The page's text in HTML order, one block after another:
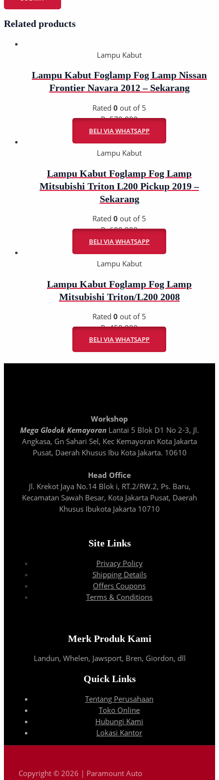
Related products
Lampu Kabut
Lampu Kabut Foglamp Fog Lamp Nissan
Frontier Navara 2012 – Sekarang
Rated 0 out of 5
Rp570.000
BELI VIA WHATSAPP
Lampu Kabut
Lampu Kabut Foglamp Fog Lamp
Mitsubishi Triton L200 Pickup 2019 –
Sekarang
Rated 0 out of 5
Rp600.000
BELI VIA WHATSAPP
Lampu Kabut
Lampu Kabut Foglamp Fog Lamp
Mitsubishi Triton/L200 2008
Rated 0 out of 5
Rp450.000
BELI VIA WHATSAPP
Workshop
Mega Glodok Kemayoran Lantai 5 Blok D1 No 2-3, Jl.
Angkasa, Gn Sahari Sel, Kec Kemayoran Kota Jakarta
Pusat, Daerah Khusus Ibu Kota Jakarta. 10610
Head Office
Jl. Krekot Jaya No.14 Blok i, RT.2/RW.2, Ps. Baru,
Kecamatan Sawah Besar, Kota Jakarta Pusat, Daerah
Khusus Ibukota Jakarta 10710
Site Links
Privacy Policy
Shipping Details
Offers Coupons
Terms & Conditions
Merk Produk Kami
Landun, Whelen, Jawsport, Bren, Giordon, dll
Quick Links
Tentang Perusahaan
Toko Online
Hubungi Kami
Lokasi Kantor
Copyright © 2026 | Paramount Auto